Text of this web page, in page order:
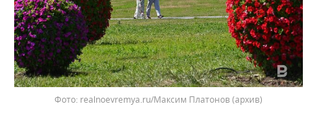
realnoevremya.ru/Максим Платонов (архив)